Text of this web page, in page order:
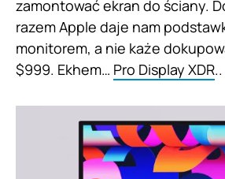
zamontować ekran do ściany.
razem Apple daje nam
monitorem, a nie każe
$999. Ekhem… Pro Display XDR